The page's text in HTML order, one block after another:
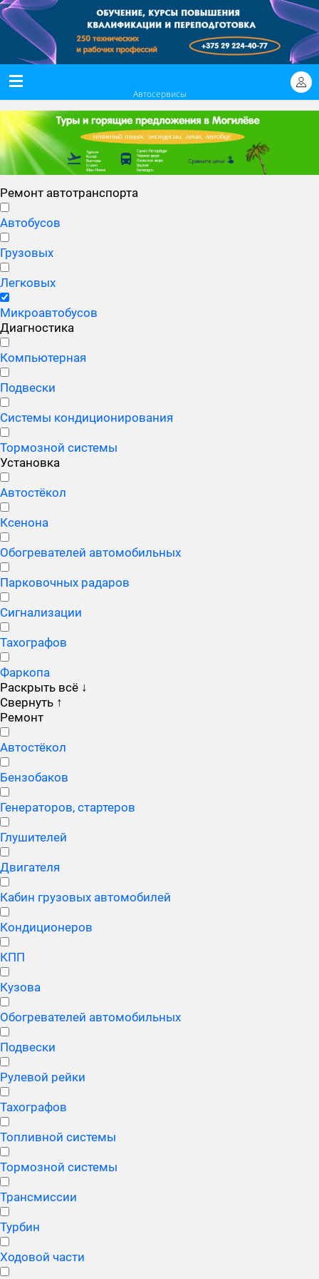
Автосервисы
Ремонт автотранспорта
Автобусов
Грузовых
Легковых
Микроавтобусов
Диагностика
Компьютерная
Подвески
Системы кондиционирования
Тормозной системы
Установка
Автостёкол
Ксенона
Обогревателей автомобильных
Парковочных радаров
Сигнализации
Тахографов
Фаркопа
Раскрыть всё ↓
Свернуть ↑
Ремонт
Автостёкол
Бензобаков
Генераторов, стартеров
Глушителей
Двигателя
Кабин грузовых автомобилей
Кондиционеров
КПП
Кузова
Обогревателей автомобильных
Подвески
Рулевой рейки
Тахографов
Топливной системы
Тормозной системы
Трансмиссии
Турбин
Ходовой части